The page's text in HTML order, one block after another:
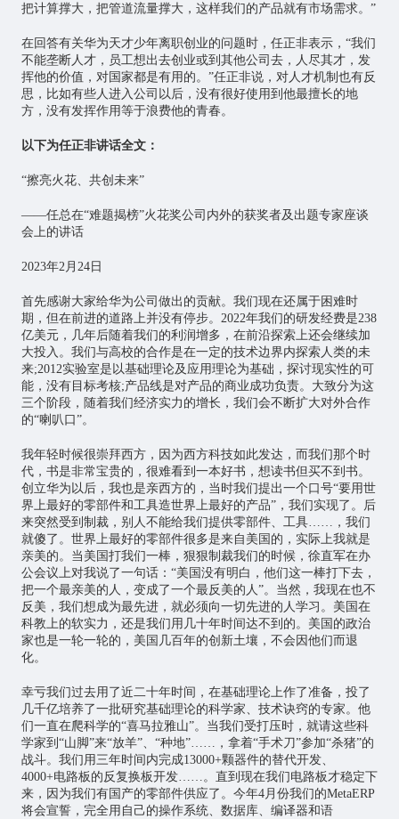
把计算撑大，把管道流量撑大，这样我们的产品就有市场需求。”
在回答有关华为天才少年离职创业的问题时，任正非表示，“我们
不能垄断人才，员工想出去创业或到其他公司去，人尽其才，发
挥他的价值，对国家都是有用的。”任正非说，对人才机制也有反
思，比如有些人进入公司以后，没有很好使用到他最擅长的地
方，没有发挥作用等于浪费他的青春。
以下为任正非讲话全文：
“擦亮火花、共创未来”
——任总在“难题揭榜”火花奖公司内外的获奖者及出题专家座谈
会上的讲话
2023年2月24日
首先感谢大家给华为公司做出的贡献。我们现在还属于困难时
期，但在前进的道路上并没有停步。2022年我们的研发经费是238
亿美元，几年后随着我们的利润增多，在前沿探索上还会继续加
大投入。我们与高校的合作是在一定的技术边界内探索人类的未
来;2012实验室是以基础理论及应用理论为基础，探讨现实性的可
能，没有目标考核;产品线是对产品的商业成功负责。大致分为这
三个阶段，随着我们经济实力的增长，我们会不断扩大对外合作
的“喇叭口”。
我年轻时候很崇拜西方，因为西方科技如此发达，而我们那个时
代，书是非常宝贵的，很难看到一本好书，想读书但买不到书。
创立华为以后，我也是亲西方的，当时我们提出一个口号“要用世
界上最好的零部件和工具造世界上最好的产品”，我们实现了。后
来突然受到制裁，别人不能给我们提供零部件、工具……，我们
就傻了。世界上最好的零部件很多是来自美国的，实际上我就是
亲美的。当美国打我们一棒，狠狠制裁我们的时候，徐直军在办
公会议上对我说了一句话：“美国没有明白，他们这一棒打下去，
把一个最亲美的人，变成了一个最反美的人”。当然，我现在也不
反美，我们想成为最先进，就必须向一切先进的人学习。美国在
科教上的软实力，还是我们用几十年时间达不到的。美国的政治
家也是一轮一轮的，美国几百年的创新土壤，不会因他们而退
化。
幸亏我们过去用了近二十年时间，在基础理论上作了准备，投了
几千亿培养了一批研究基础理论的科学家、技术诀窍的专家。他
们一直在爬科学的“喜马拉雅山”。当我们受打压时，就请这些科
学家到“山脚”来“放羊”、“种地”……，拿着“手术刀”参加“杀猪”的
战斗。我们用三年时间内完成13000+颗器件的替代开发、
4000+电路板的反复换板开发……。直到现在我们电路板才稳定下
来，因为我们有国产的零部件供应了。今年4月份我们的MetaERP
将会宣誓，完全用自己的操作系统、数据库、编译器和语